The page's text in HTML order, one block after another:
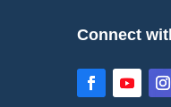
Connect